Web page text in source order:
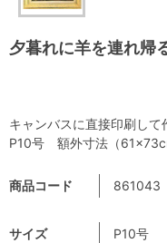
夕暮れに羊を連れ帰
商品コード 861043
サイズ P10号
キャンバスに直接印刷して
P10号 額外寸法（